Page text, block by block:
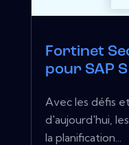
Fortinet
pour SAP
Avec les défis
d'aujourd'hui,
la planification...